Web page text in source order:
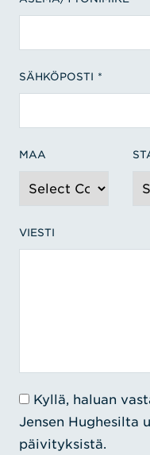
SÄHKÖPOSTI
MAA
VIESTI
Kyllä, haluan
Jensen Hughesilta
päivityksistä.